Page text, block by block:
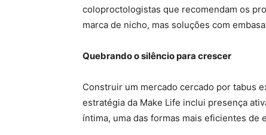
coloproctologistas que recomendam os
marca de nicho, mas soluções com
Quebrando o silêncio para crescer
Construir um mercado cercado por tabus
estratégia da Make Life inclui presença
íntima, uma das formas mais eficientes de